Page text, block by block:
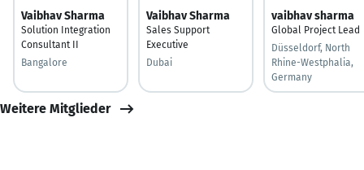
Vaibhav Sharma
Solution Integration
Consultant II
Bangalore
Vaibhav Sharma
Sales Support
Executive
Dubai
vaibhav sharma
Global Project Lead
Düsseldorf, North
Rhine-Westphalia,
Germany
Weitere Mitglieder